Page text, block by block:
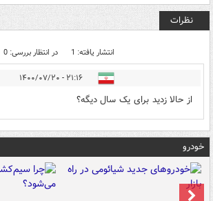
نظرات
انتشار یافته: 1 در انتظار بررسی: 0
۲۱:۱۶ - ۱۴۰۰/۰۷/۲۰
از حالا زدید برای یک سال دیگه؟
خودرو